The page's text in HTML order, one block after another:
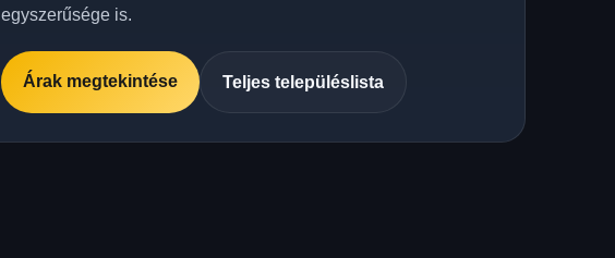
egyszerűsége is.
Árak megtekintése Teljes településlista